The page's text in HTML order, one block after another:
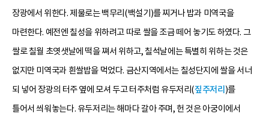
장광에서 위한다. 제물로는 백무리(백설기)를 찌거나 밥과 미역국을
마련한다. 예전엔 칠성을 위하려고 따로 쌀을 조금 떼어 놓기도 하였다. 그
쌀로 칠월 초엿샛날에 떡을 쪄서 위하고, 칠석날에는 특별히 위하는 것은
없지만 미역국과 흰쌀밥을 먹었다. 금산지역에서는 칠성단지에 쌀을 서너
되 넣어 장광의 터주 옆에 모셔 두고 터주처럼 유두저리(짚주저리 )를
틀어서 씌워놓는다. 유두저리는 해마다 갈아 주며, 헌 것은 아궁이에서